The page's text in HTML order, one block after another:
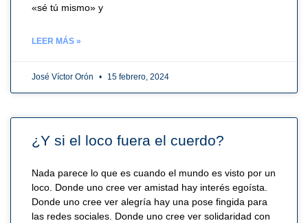
«sé tú mismo» y
LEER MÁS »
José Víctor Orón 15 febrero, 2024
¿Y si el loco fuera el cuerdo?
Nada parece lo que es cuando el mundo es visto por un
loco. Donde uno cree ver amistad hay interés egoísta.
Donde uno cree ver alegría hay una pose fingida para
las redes sociales. Donde uno cree ver solidaridad con